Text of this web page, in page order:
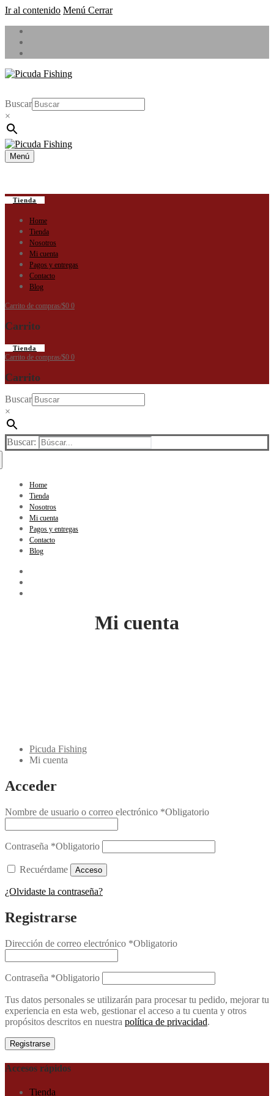
Ir al contenido Menú Cerrar
Buscar
×
Menú
Tienda
Home
Tienda
Nosotros
Mi cuenta
Pagos y entregas
Contacto
Blog
Carrito de compras/$0 0
Carrito
Tienda
Carrito de compras/$0 0
Carrito
Buscar
×
Buscar:
Home
Tienda
Nosotros
Mi cuenta
Pagos y entregas
Contacto
Blog
Mi cuenta
Picuda Fishing
Mi cuenta
Acceder
Nombre de usuario o correo electrónico *Obligatorio
Contraseña *Obligatorio
Recuérdame Acceso
¿Olvidaste la contraseña?
Registrarse
Dirección de correo electrónico *Obligatorio
Contraseña *Obligatorio
Tus datos personales se utilizarán para procesar tu pedido, mejorar tu
experiencia en esta web, gestionar el acceso a tu cuenta y otros
propósitos descritos en nuestra política de privacidad.
Registrarse
Accesos rápidos
Tienda